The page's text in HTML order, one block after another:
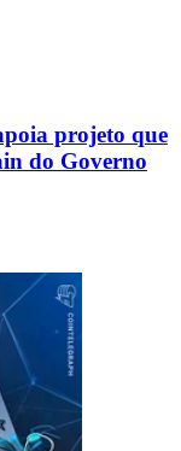
projeto que
do Governo